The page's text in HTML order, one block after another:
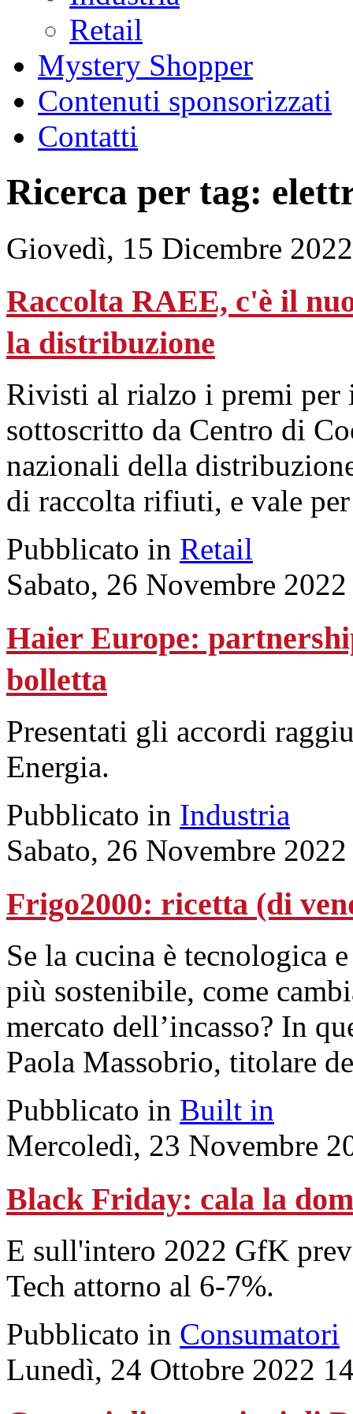
Retail
Mystery Shopper
Contenuti sponsorizzati
Contatti
Ricerca per tag:
Giovedì, 15 Dicembre
Raccolta RAEE, c'è il
la distribuzione
Rivisti al rialzo i premi per
sottoscritto da Centro di
nazionali della
di raccolta rifiuti, e vale
Pubblicato in Retail
Sabato, 26 Novembre
Haier Europe:
bolletta
Presentati gli accordi
Energia.
Pubblicato in Industria
Sabato, 26 Novembre
Frigo2000: ricetta (di
Se la cucina è tecnologica
più sostenibile, come
mercato dell’incasso? In
Paola Massobrio, titolare
Pubblicato in Built in
Mercoledì, 23 Novembre
Black Friday: cala la
E sull'intero 2022 GfK
Tech attorno al 6-7%.
Pubblicato in Consumatori
Lunedì, 24 Ottobre 2022